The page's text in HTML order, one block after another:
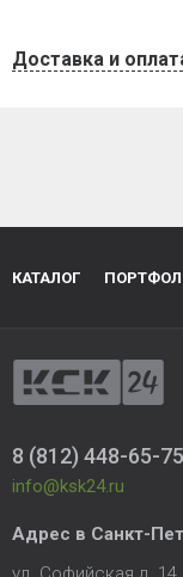
Доставка и
КАТАЛОГ
8 (812) 448-65-75
info@ksk24.ru
Адрес в Санкт-